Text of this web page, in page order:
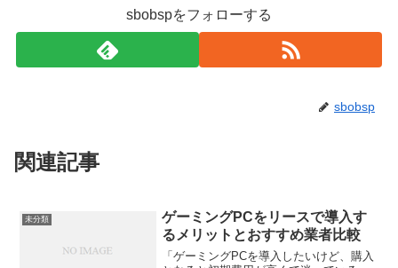
sbobspをフォローする
sbobsp
関連記事
未分類
ゲーミングPCをリースで導入す
るメリットとおすすめ業者比較
「ゲーミングPCを導入したいけど、購入